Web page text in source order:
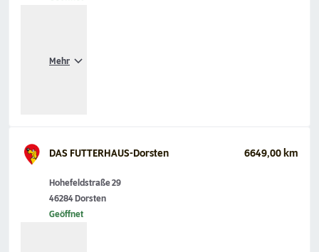
Mehr
DAS FUTTERHAUS-Dorsten 6649,00 km
Hohefeldstraße 29
46284 Dorsten
Geöffnet